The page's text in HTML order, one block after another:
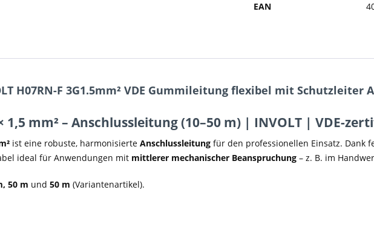
EAN
H07RN-F 3G1.5mm² VDE Gummileitung flexibel mit Schutzleiter
mm² – Anschlussleitung (10–50 m) | INVOLT | VDE-
ist eine robuste, harmonisierte Anschlussleitung für den professionellen Einsatz. Dank
ideal für Anwendungen mit mittlerer mechanischer Beanspruchung – z. B. im
50 m und 50 m (Variantenartikel).